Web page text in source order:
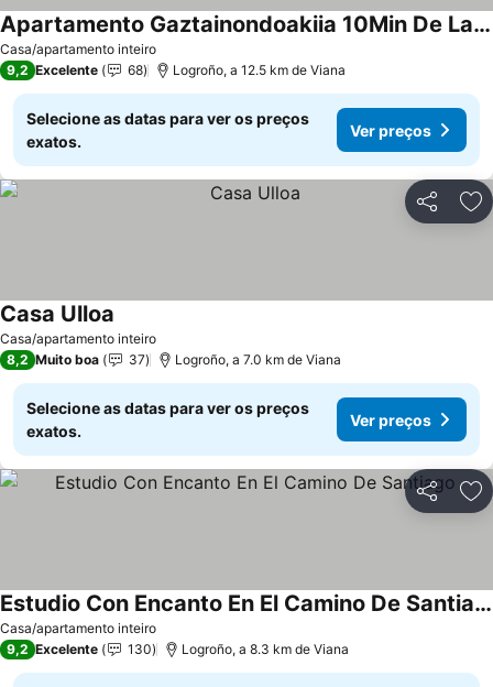
Casa/apartamento inteiro
Apartamento Gaztainondoakiia 10Min De Laguardia
9,2 Excelente 68 Logroño, a 12.5 km de Viana
Selecione as datas para ver os preços
exatos.
Ver preços
Partilhar
Casa/apartamento inteiro
Casa Ulloa
8,2 Muito boa 37 Logroño, a 7.0 km de Viana
Selecione as datas para ver os preços
exatos.
Ver preços
Partilhar
Casa/apartamento inteiro
Estudio Con Encanto En El Camino De Santiago
9,2 Excelente 130 Logroño, a 8.3 km de Viana